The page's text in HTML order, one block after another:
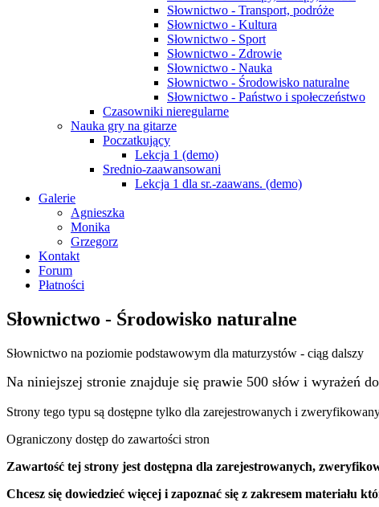
Słownictwo - Transport, podróże
Słownictwo - Kultura
Słownictwo - Sport
Słownictwo - Zdrowie
Słownictwo - Nauka
Słownictwo - Środowisko naturalne
Słownictwo - Państwo i społeczeństwo
Czasowniki nieregularne
Nauka gry na gitarze
Poczatkujący
Lekcja 1 (demo)
Srednio-zaawansowani
Lekcja 1 dla sr.-zaawans. (demo)
Galerie
Agnieszka
Monika
Grzegorz
Kontakt
Forum
Płatności
Słownictwo - Środowisko naturalne
Słownictwo na poziomie podstawowym dla maturzystów - ciąg dalszy
Na niniejszej stronie znajduje się prawie 500 słów i wyrażeń
Strony tego typu są dostępne tylko dla zarejestrowanych i
Ograniczony dostęp do zawartości stron
Zawartość tej strony jest dostępna dla zarejestrowanych,
Chcesz się dowiedzieć więcej i zapoznać się z zakresem materiału